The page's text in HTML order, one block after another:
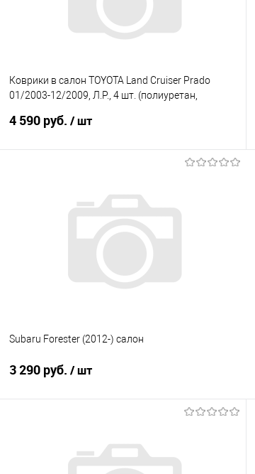
Коврики в салон TOYOTA Land Cruiser Prado
01/2003-12/2009, Л.Р., 4 шт. (полиуретан,
4 590 руб. / шт
Купить в 1 клик
Сравнение
Под заказ
Subaru Forester (2012-) салон
3 290 руб. / шт
Купить в 1 клик
Сравнение